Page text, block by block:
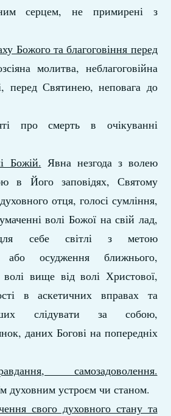
серцем, не примирені з
Божого та благоговіння перед
молитва, неблагоговійна
перед Святинею, неповага до
про смерть в очікуванні
Божій. Явна незгода з волею
в Його заповідях, Святому
отця, голосі сумління,
волі Божої на свій лад,
себе світлі з метою
або осудження ближнього,
волі вище від волі Христової,
в аскетичних вправах та
слідувати за собою,
даних Богові на попередніх
самозадоволення.
духовним устроєм чи станом.
свого духовного стану та